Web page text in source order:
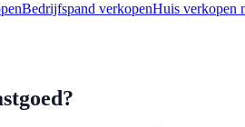
Bedrijfspand verkopenHuis verkopen